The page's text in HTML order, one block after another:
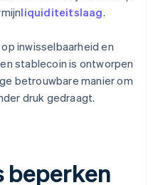
liquiditeitslaag.
inwisselbaarheid en
stablecoin is ontworpen
betrouwbare manier om
druk gedraagt.
beperken